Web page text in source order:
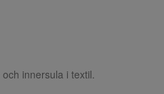
innersula i textil.